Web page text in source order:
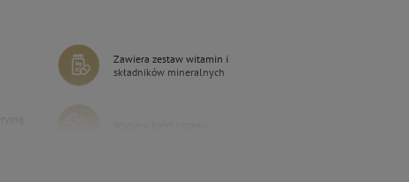
Starannie dobrane naturalne dodatki
przyjemnością, dostarczając jednocześnie
Zawiera zestaw witamin i
składników mineralnych